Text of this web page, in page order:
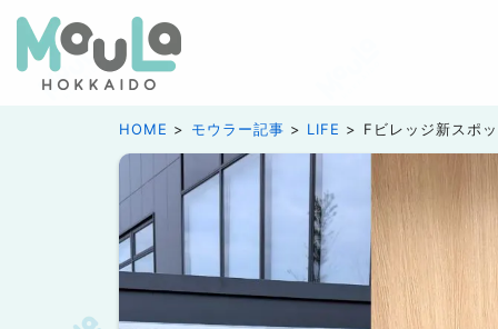
HOME モウラー記事 LIFE Fビレッジ新スポ